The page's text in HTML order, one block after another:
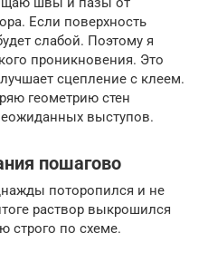
Если поверхность
слабой. Поэтому я
проникновения. Это
сцепление с клеем.
геометрию стен
выступов.
пошагово
поторопился и не
раствор выкрошился
строго по схеме.